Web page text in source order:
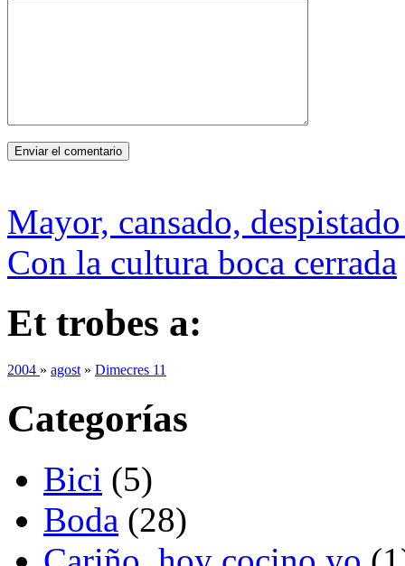
Mayor, cansado,
Con la cultura boca cerrada
Et trobes a:
2004 » agost » Dimecres 11
Categorías
Bici (5)
Boda (28)